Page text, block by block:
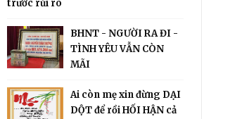
trước rủi ro
BHNT - NGƯỜI RA ĐI -
TÌNH YÊU VẪN CÒN
MÃI
Ai còn mẹ xin đừng DẠI
DỘT để rồi HỐI HẬN cả